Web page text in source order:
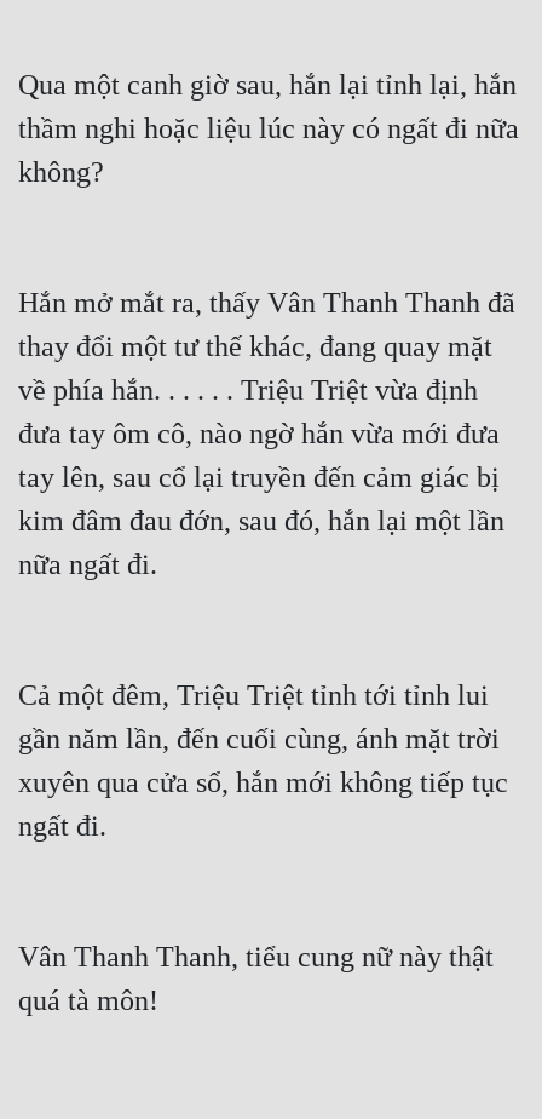
Qua một canh giờ sau, hắn lại tỉnh lại, hắn
thầm nghi hoặc liệu lúc này có ngất đi nữa
không?
Hắn mở mắt ra, thấy Vân Thanh Thanh đã
thay đổi một tư thế khác, đang quay mặt
về phía hắn. . . . . . Triệu Triệt vừa định
đưa tay ôm cô, nào ngờ hắn vừa mới đưa
tay lên, sau cổ lại truyền đến cảm giác bị
kim đâm đau đớn, sau đó, hắn lại một lần
nữa ngất đi.
Cả một đêm, Triệu Triệt tỉnh tới tỉnh lui
gần năm lần, đến cuối cùng, ánh mặt trời
xuyên qua cửa sổ, hắn mới không tiếp tục
ngất đi.
Vân Thanh Thanh, tiểu cung nữ này thật
quá tà môn!